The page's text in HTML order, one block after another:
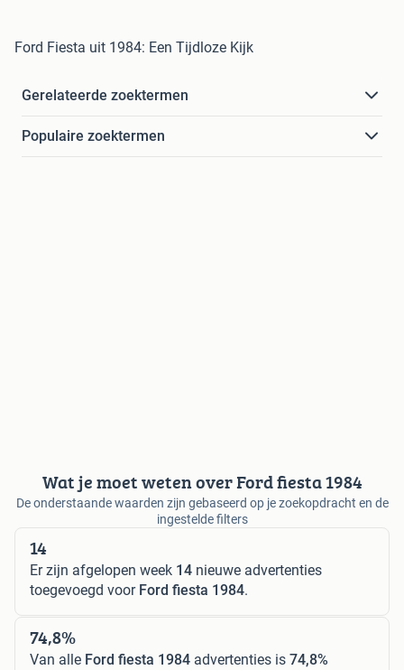
Ford Fiesta uit 1984: Een Tijdloze Kijk
Gerelateerde zoektermen
Populaire zoektermen
Wat je moet weten over Ford fiesta 1984
De onderstaande waarden zijn gebaseerd op je zoekopdracht en de
ingestelde filters
14
Er zijn afgelopen week 14 nieuwe advertenties
toegevoegd voor Ford fiesta 1984.
74,8%
Van alle Ford fiesta 1984 advertenties is 74,8%